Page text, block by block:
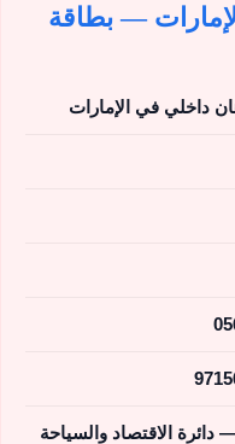
— بطاقة
داخلي في الإمارات
— دائرة الاقتصاد والسياحة